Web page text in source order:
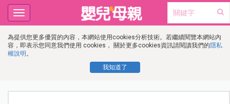
為提供您更多優質的內容，本網站使用cookies分析技術。若繼續閱覽本網站內
容，即表示您同意我們使用 cookies， 關於更多cookies資訊請閱讀我們的隱私
權說明 。
我知道了
Toggle
navigation